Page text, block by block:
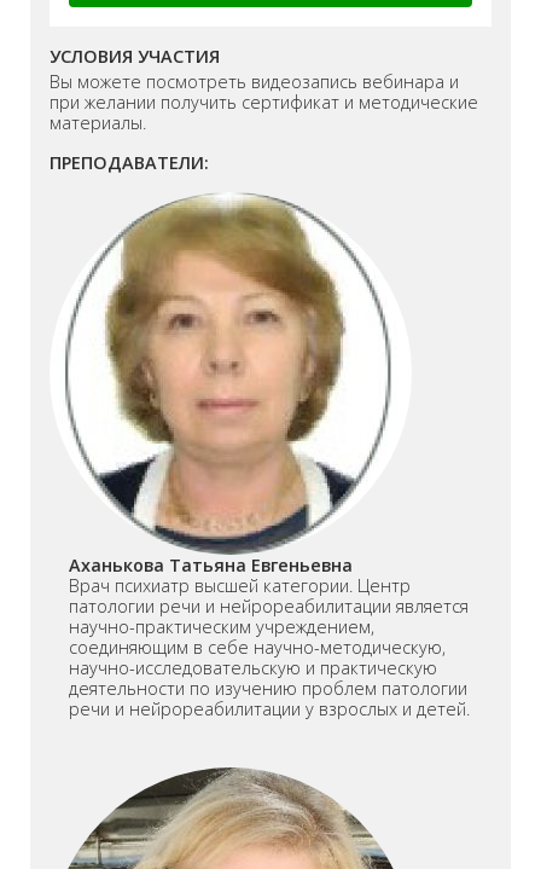
УСЛОВИЯ УЧАСТИЯ
Вы можете посмотреть видеозапись вебинара и
при желании получить сертификат и методические
материалы.
ПРЕПОДАВАТЕЛИ:
Аханькова Татьяна Евгеньевна
Врач психиатр высшей категории. Центр
патологии речи и нейрореабилитации является
научно-практическим учреждением,
соединяющим в себе научно-методическую,
научно-исследовательскую и практическую
деятельности по изучению проблем патологии
речи и нейрореабилитации у взрослых и детей.